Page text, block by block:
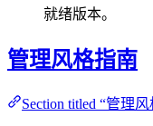
就绪版本。
管理风格指南
Section titled “管理